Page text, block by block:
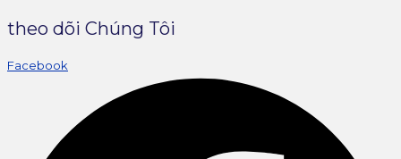
theo dõi Chúng Tôi
Facebook